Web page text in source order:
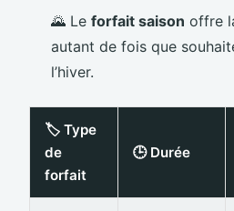
🌄 Le forfait saison offre
autant de fois que
l’hiver.
🏷️ Type
de
forfait
🕒 Durée